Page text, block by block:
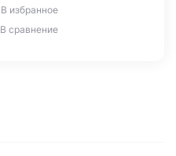
В избранное
В сравнение